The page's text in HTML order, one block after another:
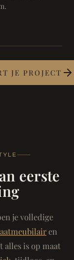
JE PROJECT
eerste
je volledige
en
alles is op maat